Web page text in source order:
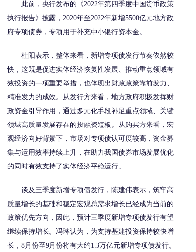
此前，央行发布的《2022年第四季度中国货币政策
执行报告》披露，2020年至2022年新增5500亿元地方政
府专项债券，专项用于补充中小银行资本金。
杜阳表示，整体来看，新增专项债发行节奏依然较
快，这既是促进实体经济恢复性发展、推动重点领域有
效投资的一项重要举措，也体现出财政政策靠前发力、
精准发力的成效。从发行方来看，地方政府积极发挥财
政资金引导作用，通过多元化手段补足重点领域、关键
领域高质量发展存在的投融资短板。从购买方来看，宏
观经济向好背景下，市场对专项债认可度较高，资金募
集与运用效率持续上升，在助力我国债券市场发展优化
的同时有效支持了实体经济平稳运行。
谈及三季度新增专项债发行，陈建伟表示，筑牢高
质量增长的基础和稳定宏观总需求增长已经成为当前的
政策优先方向，因此，预计三季度新增专项债发行有望
继续保持增长。冯琳认为，为支持基建投资保持较快增
长，8月份至9月份将有大约1.3万亿元新增专项债发行。